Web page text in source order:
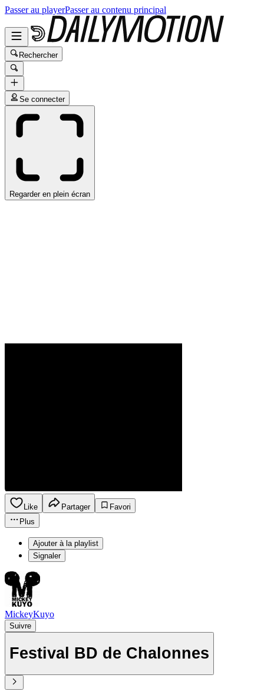
Passer au playerPasser au contenu principal
Rechercher
Se connecter
Regarder en plein écran
Like Partager
Favori
Plus
Ajouter à la playlist
Signaler
MickeyKuyo
Suivre
Festival BD de Chalonnes